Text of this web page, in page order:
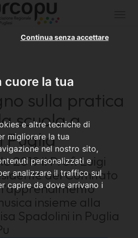
cuore la tua
e altre tecniche di
migliorare la tua
nel nostro sito,
personalizzati e
analizzare il traffico sul
capire da dove arrivano i
Continua senza accettare
sulla pratica
scuola a
Puglia
2019 ilProf. Luigi
del Comitato
insieme alla
Spadolini in Puglia